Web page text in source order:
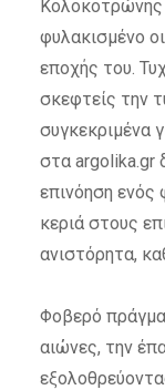
Κολοκοτρώνης
φυλακισμένο
εποχής του.
σκεφτείς την
συγκεκριμένα
στα argolika.gr
επινόηση ενός
κεριά στους
ανιστόρητα,
Φοβερό πράγμα
αιώνες, την